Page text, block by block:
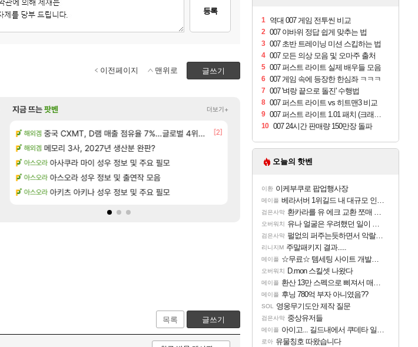
등록
글쓰기
이전페이지 맨위로
리니지M 주말패키지 결과..... [5]
메이플 ☆무료☆ 템세팅 사이트 개발자입니다
오버워치 D.mon 스킬셋 나왔다 [3]
메이플 환산 13만 스펙으로 삐져서 매주 수로 10만점 치고있으면 ㅋㅋ
메이플 후닝 780억 부자 아니였음?? [56]
영웅무기도안 제작 질문
검은사막 중상유저들 [14]
메이플 아이고... 길드내에서 쿠데타 일어났네
로아 ㅋㅋ우리 길드 벨가 나메 꺼드럭 대다가 싸움
지금 뜨는팟벤 더보기+
해외겜 중국 CXMT, D램 매출 점유율 7%…글로벌 4위로 부상
[2]
해외겜 메모리 3사, 2027년 생산분 완판?
아스오라 아사쿠라 마이 성우 정보 및 주요 필모
아스오라 아스오라 성우 정보 및 출연작 모음
아스오라 아키츠 아키나 성우 정보 및 주요 필모
8월 28일 넷플릭스에서 예고편 공개 예정
여행 선녀바위해수욕장
여행 [여행_국내] 남해 독일마을
비스트 모든 엘리트 골렘 위치 공략 (30개) - 방랑
목록 글쓰기
1 역대 007 게임 전투씬 비교
2 007 야바위 정답 쉽게 맞추는 법
3 007 초반 트레이닝 미션 스킵하는 법
4 007 모든 의상 모음 및 오마주 출처
5 007 퍼스트 라이트 실제 배우들 모음
6 007 게임 속에 등장한 한심좌 ㅋㅋㅋ
7 007 '벼랑 끝으로 돌진' 수행법
8 007 퍼스트 라이트 vs 히트맨3 비교
9 007 퍼스트 라이트 1.01 패치 (크래시 수정)
10 007 24시간 판매량 150만장 돌파
오늘의 핫벤
이환 이케부쿠로 팝업행사장
메이플 베라서버 1위길드 내 대규모 인원이탈종용 추정사건
검은사막 환카라를 유 에크 교환 쪼매 서운함..
오버워치 유나 얼굴은 우려했던 일이 벌어진 참사 같음
검은사막 펄없의 퍼주는듯하면서 악랄한 BM 설계
리니지M 주말패키지 결과.....
메이플 ☆무료☆ 템세팅 사이트 개발자입니다
오버워치 D.mon 스킬셋 나왔다
메이플 환산 13만 스펙으로 삐져서 매주 수로 10만점 치고있으면 ㅋㅋ
메이플 후닝 780억 부자 아니였음??
SOL 영웅무기도안 제작 질문
검은사막 중상유저들
메이플 아이고... 길드내에서 쿠데타 일어났네
로아 유물칭호 따왔습니다